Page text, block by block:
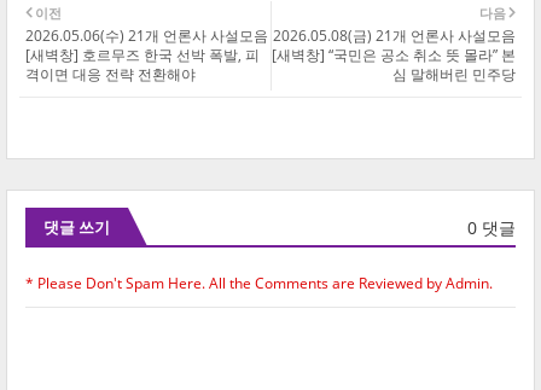
다음
2026.05.08(금) 21개 언론사 사설모음
[새벽창] “국민은 공소 취소 뜻 몰라” 본
심 말해버린 민주당
이전
2026.05.06(수) 21개 언론사 사설모음
[새벽창] 호르무즈 한국 선박 폭발, 피
격이면 대응 전략 전환해야
댓글 쓰기 0 댓글
* Please Don't Spam Here. All the Comments are Reviewed by Admin.